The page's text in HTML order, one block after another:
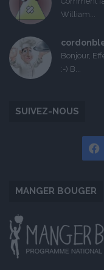
William...
Bonjour,
:-) B...
SUIVEZ-NOUS
MANGER BOUGER